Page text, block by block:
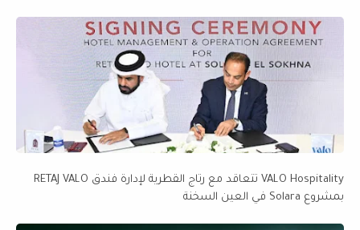
VALO Hospitality تتعاقد مع رتاج القطرية لإدارة فندق RETAJ VALO
بمشروع Solara في العين السخنة